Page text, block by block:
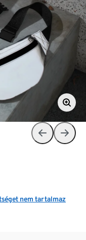
nem tartalmaz